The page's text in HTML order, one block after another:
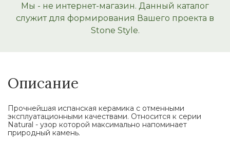
Мы - не интернет-магазин. Данный каталог
служит для формирования Вашего проекта в
Stone Style.
Описание
Прочнейшая испанская керамика с отменными
эксплуатационными качествами. Относится к серии
Natural - узор которой максимально напоминает
природный камень.